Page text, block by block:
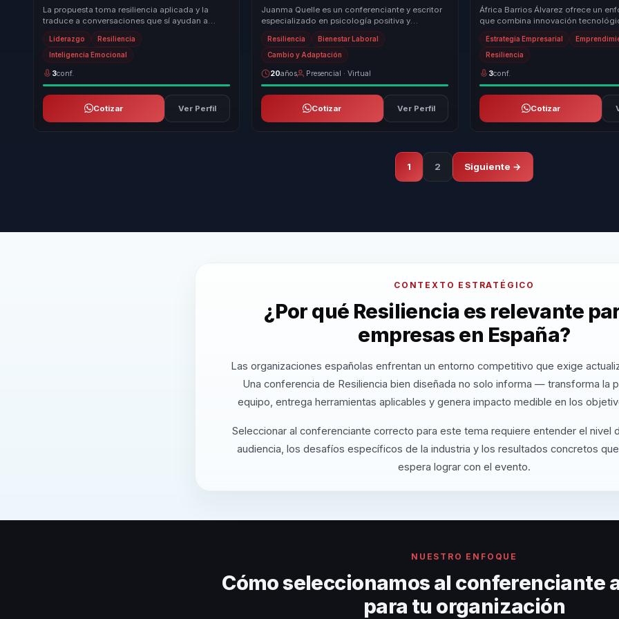
La propuesta toma resiliencia aplicada y la
traduce a conversaciones que sí ayudan a
decidir mejor. Para organizaciones y lideres
que enf...
Liderazgo Resiliencia
Inteligencia Emocional
3conf.
Cotizar Ver Perfil
Juanma Quelle es un conferenciante y escritor
especializado en psicología positiva y
motivación con una sólida base científica. Es
recono...
Resiliencia Bienestar Laboral
Cambio y Adaptación
20años Presencial · Virtual
Cotizar Ver Perfil
África Barrios Álvarez ofrece un
que combina innovación
estrategias de marketing digital
capa...
Estrategia Empresarial
Resiliencia
3conf.
Cotizar
1 2 Siguiente →
CONTEXTO ESTRATÉGICO
¿Por qué Resiliencia es relevante
empresas en España?
Las organizaciones españolas enfrentan un entorno competitivo que exige
Una conferencia de Resiliencia bien diseñada no solo informa — transforma la
equipo, entrega herramientas aplicables y genera impacto medible en los
Seleccionar al conferenciante correcto para este tema requiere entender el nivel
audiencia, los desafíos específicos de la industria y los resultados concretos
espera lograr con el evento.
NUESTRO ENFOQUE
Cómo seleccionamos al conferenciante
para tu organización